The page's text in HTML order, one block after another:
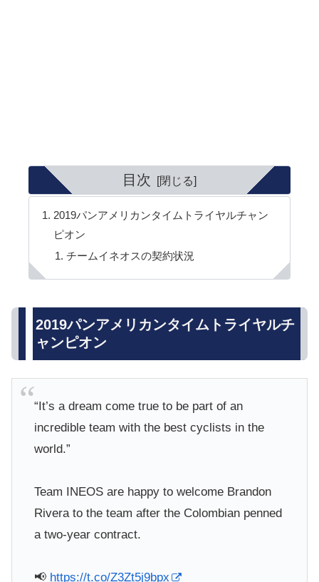
目次
2019パンアメリカンタイムトライヤルチャン
ピオン
チームイネオスの契約状況
2019パンアメリカンタイムトライヤルチ
ャンピオン
“It’s a dream come true to be part of an
incredible team with the best cyclists in the
world.”
Team INEOS are happy to welcome Brandon
Rivera to the team after the Colombian penned
a two-year contract.
📢 https://t.co/Z3Zt5j9bpx